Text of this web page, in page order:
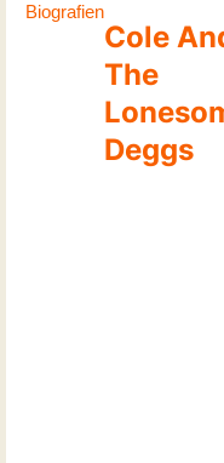
Biografien
Cole
The
Deggs